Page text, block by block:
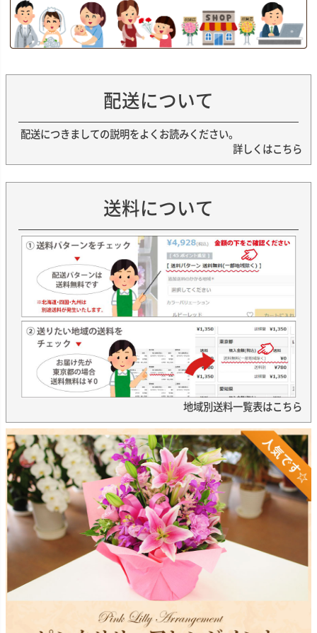
配送について
配送につきましての説明をよくお読みください。
詳しくはこちら
送料について
地域別送料一覧表はこちら